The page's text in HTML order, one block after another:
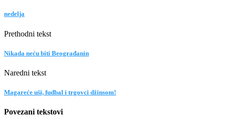
nedelja
Prethodni tekst
Nikada neću biti Beograđanin
Naredni tekst
Magareće uši, fudbal i trgovci džinsom!
Povezani tekstovi